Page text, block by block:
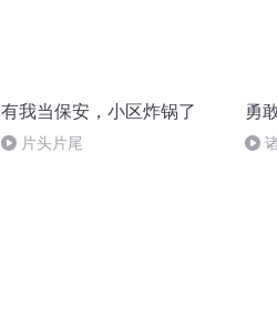
有我当保安，小区炸锅了
片头片尾
勇